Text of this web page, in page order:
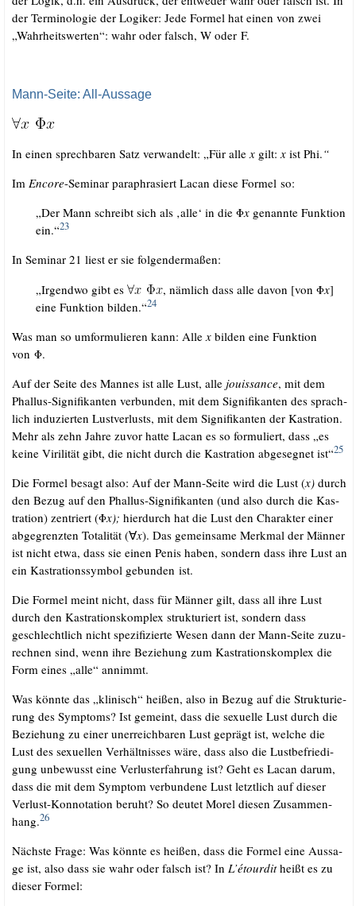
der Ter­mi­no­lo­gie der Logi­ker: Jede For­mel hat einen von zwei
„Wahr­heits­wer­ten“: wahr oder falsch, W oder F.
Mann-Seite: All-Aussage
In einen sprech­ba­ren Satz ver­wan­delt: „Für allexgilt:xist Phi.“
Im Enco­re-Semi­nar para­phra­siert Lacan die­se For­mel so:
„Der Mann schreibt sich als ‚alle‘ in die Φx genann­te Funk­ti­on
ein.“23
In Semi­nar 21 liest er sie folgendermaßen:
„Irgend­wo gibt es
, näm­lich dass alle davon [von Φx]
eine Funk­ti­on bil­den.“24
Was man so umfor­mu­lie­ren kann: Allexbil­den eine Funk­ti­on
von Φ.
Auf der Sei­te des Man­nes ist alle Lust, alle jouis­sance, mit dem
Phal­lus-Signi­fi­kan­ten ver­bun­den, mit dem Signi­fi­kan­ten des sprach­
lich indu­zier­ten Lust­ver­lusts, mit dem Signi­fi­kan­ten der Kas­tra­ti­on.
Mehr als zehn Jah­re zuvor hat­te Lacan es so for­mu­liert, dass „es
kei­ne Viri­li­tät gibt, die nicht durch die Kas­tra­ti­on abge­seg­net ist“25
Die For­mel besagt also: Auf der Mann-Sei­te wird die Lust (x) durch
den Bezug auf den Phal­lus-Signi­fi­kan­ten (und also durch die Kas­
tra­ti­on) zen­triert (Φx); hier­durch hat die Lust den Cha­rak­ter einer
abge­grenz­ten Tota­li­tät (∀x). Das gemein­sa­me Merk­mal der Män­ner
ist nicht etwa, dass sie einen Penis haben, son­dern dass ihre Lust an
ein Kas­tra­ti­ons­sym­bol gebun­den ist.
Die For­mel meint nicht, dass für Män­ner gilt, dass all ihre Lust
durch den Kas­tra­ti­ons­kom­plex struk­tu­riert ist, son­dern dass
geschlecht­lich nicht spe­zi­fi­zier­te Wesen dann der Mann-Sei­te zuzu­
rech­nen sind, wenn ihre Bezie­hung zum Kas­tra­ti­ons­kom­plex die
Form eines „alle“ annimmt.
Was könn­te das „kli­nisch“ hei­ßen, also in Bezug auf die Struk­tu­rie­
rung des Sym­ptoms? Ist gemeint, dass die sexu­el­le Lust durch die
Bezie­hung zu einer uner­reich­ba­ren Lust geprägt ist, wel­che die
Lust des sexu­el­len Ver­hält­nis­ses wäre, dass also die Lust­be­frie­di­
gung unbe­wusst eine Ver­lust­er­fah­rung ist? Geht es Lacan dar­um,
dass die mit dem Sym­ptom ver­bun­de­ne Lust letzt­lich auf die­ser
Ver­lust-Kon­no­ta­ti­on beruht? So deu­tet Morel die­sen Zusam­men­
hang.26
Nächs­te Fra­ge: Was könn­te es hei­ßen, dass die For­mel eine Aus­sa­
ge ist, also dass sie wahr oder falsch ist? In L’é­tour­ditheißt es zu
die­ser Formel: